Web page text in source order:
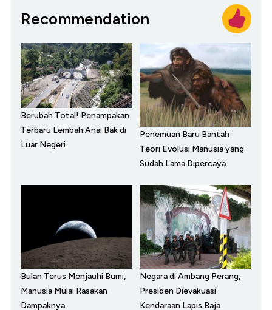
Recommendation
Berubah Total! Penampakan
Terbaru Lembah Anai Bak di
Luar Negeri
Penemuan Baru Bantah
Teori Evolusi Manusia yang
Sudah Lama Dipercaya
Bulan Terus Menjauhi Bumi,
Manusia Mulai Rasakan
Dampaknya
Negara di Ambang Perang,
Presiden Dievakuasi
Kendaraan Lapis Baja